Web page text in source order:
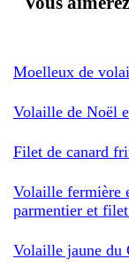
Moelleux de
Volaille de Noël
Filet de canard
Volaille fermière
parmentier et
Volaille jaune du